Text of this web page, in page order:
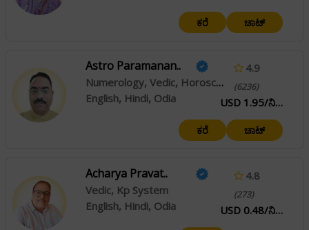
ಕರೆ ಚಾಟ್
Astro Paramanan..
Numerology, Vedic, Horoscope Making, Vastu, Prasana
English, Hindi, Odia
4.9
(6236)
USD 1.95/ನಿಮಿಷ
ಕರೆ ಚಾಟ್
Acharya Pravat..
Vedic, Kp System
English, Hindi, Odia
4.8
(273)
USD 0.48/ನಿಮಿಷ